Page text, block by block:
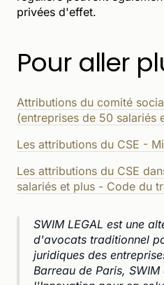
privées d'effet.
Pour aller
Attributions du comité
(entreprises de 50 salariés
Les attributions du CSE -
Les attributions du CSE
salariés et plus - Code du
SWIM LEGAL est une
d'avocats traditionnel
juridiques des
Barreau de Paris,